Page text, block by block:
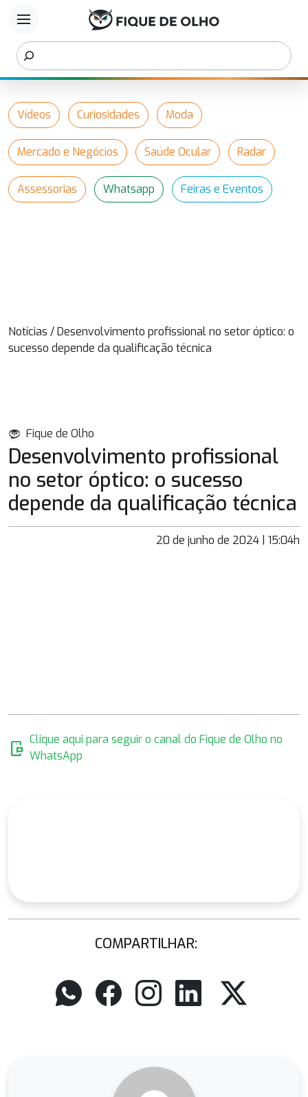
menu
Vídeos Curiosidades Moda
Mercado e Negócios Saúde Ocular Radar
Assessorias Whatsapp Feiras e Eventos
Notícias /Desenvolvimento profissional no setor óptico: o
sucesso depende da qualificação técnica
Fique de Olho
Desenvolvimento profissional
no setor óptico: o sucesso
depende da qualificação técnica
20 de junho de 2024 | 15:04h
mobile_chat Clique aqui para seguir o canal do Fique de Olho no
WhatsApp
COMPARTILHAR: